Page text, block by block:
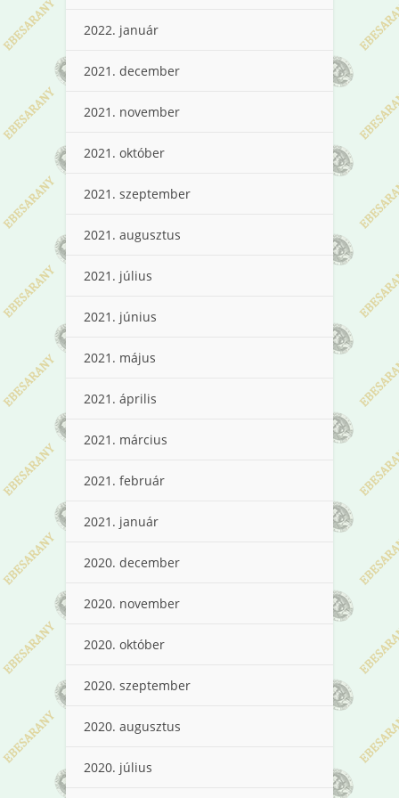
2022. január
2021. december
2021. november
2021. október
2021. szeptember
2021. augusztus
2021. július
2021. június
2021. május
2021. április
2021. március
2021. február
2021. január
2020. december
2020. november
2020. október
2020. szeptember
2020. augusztus
2020. július